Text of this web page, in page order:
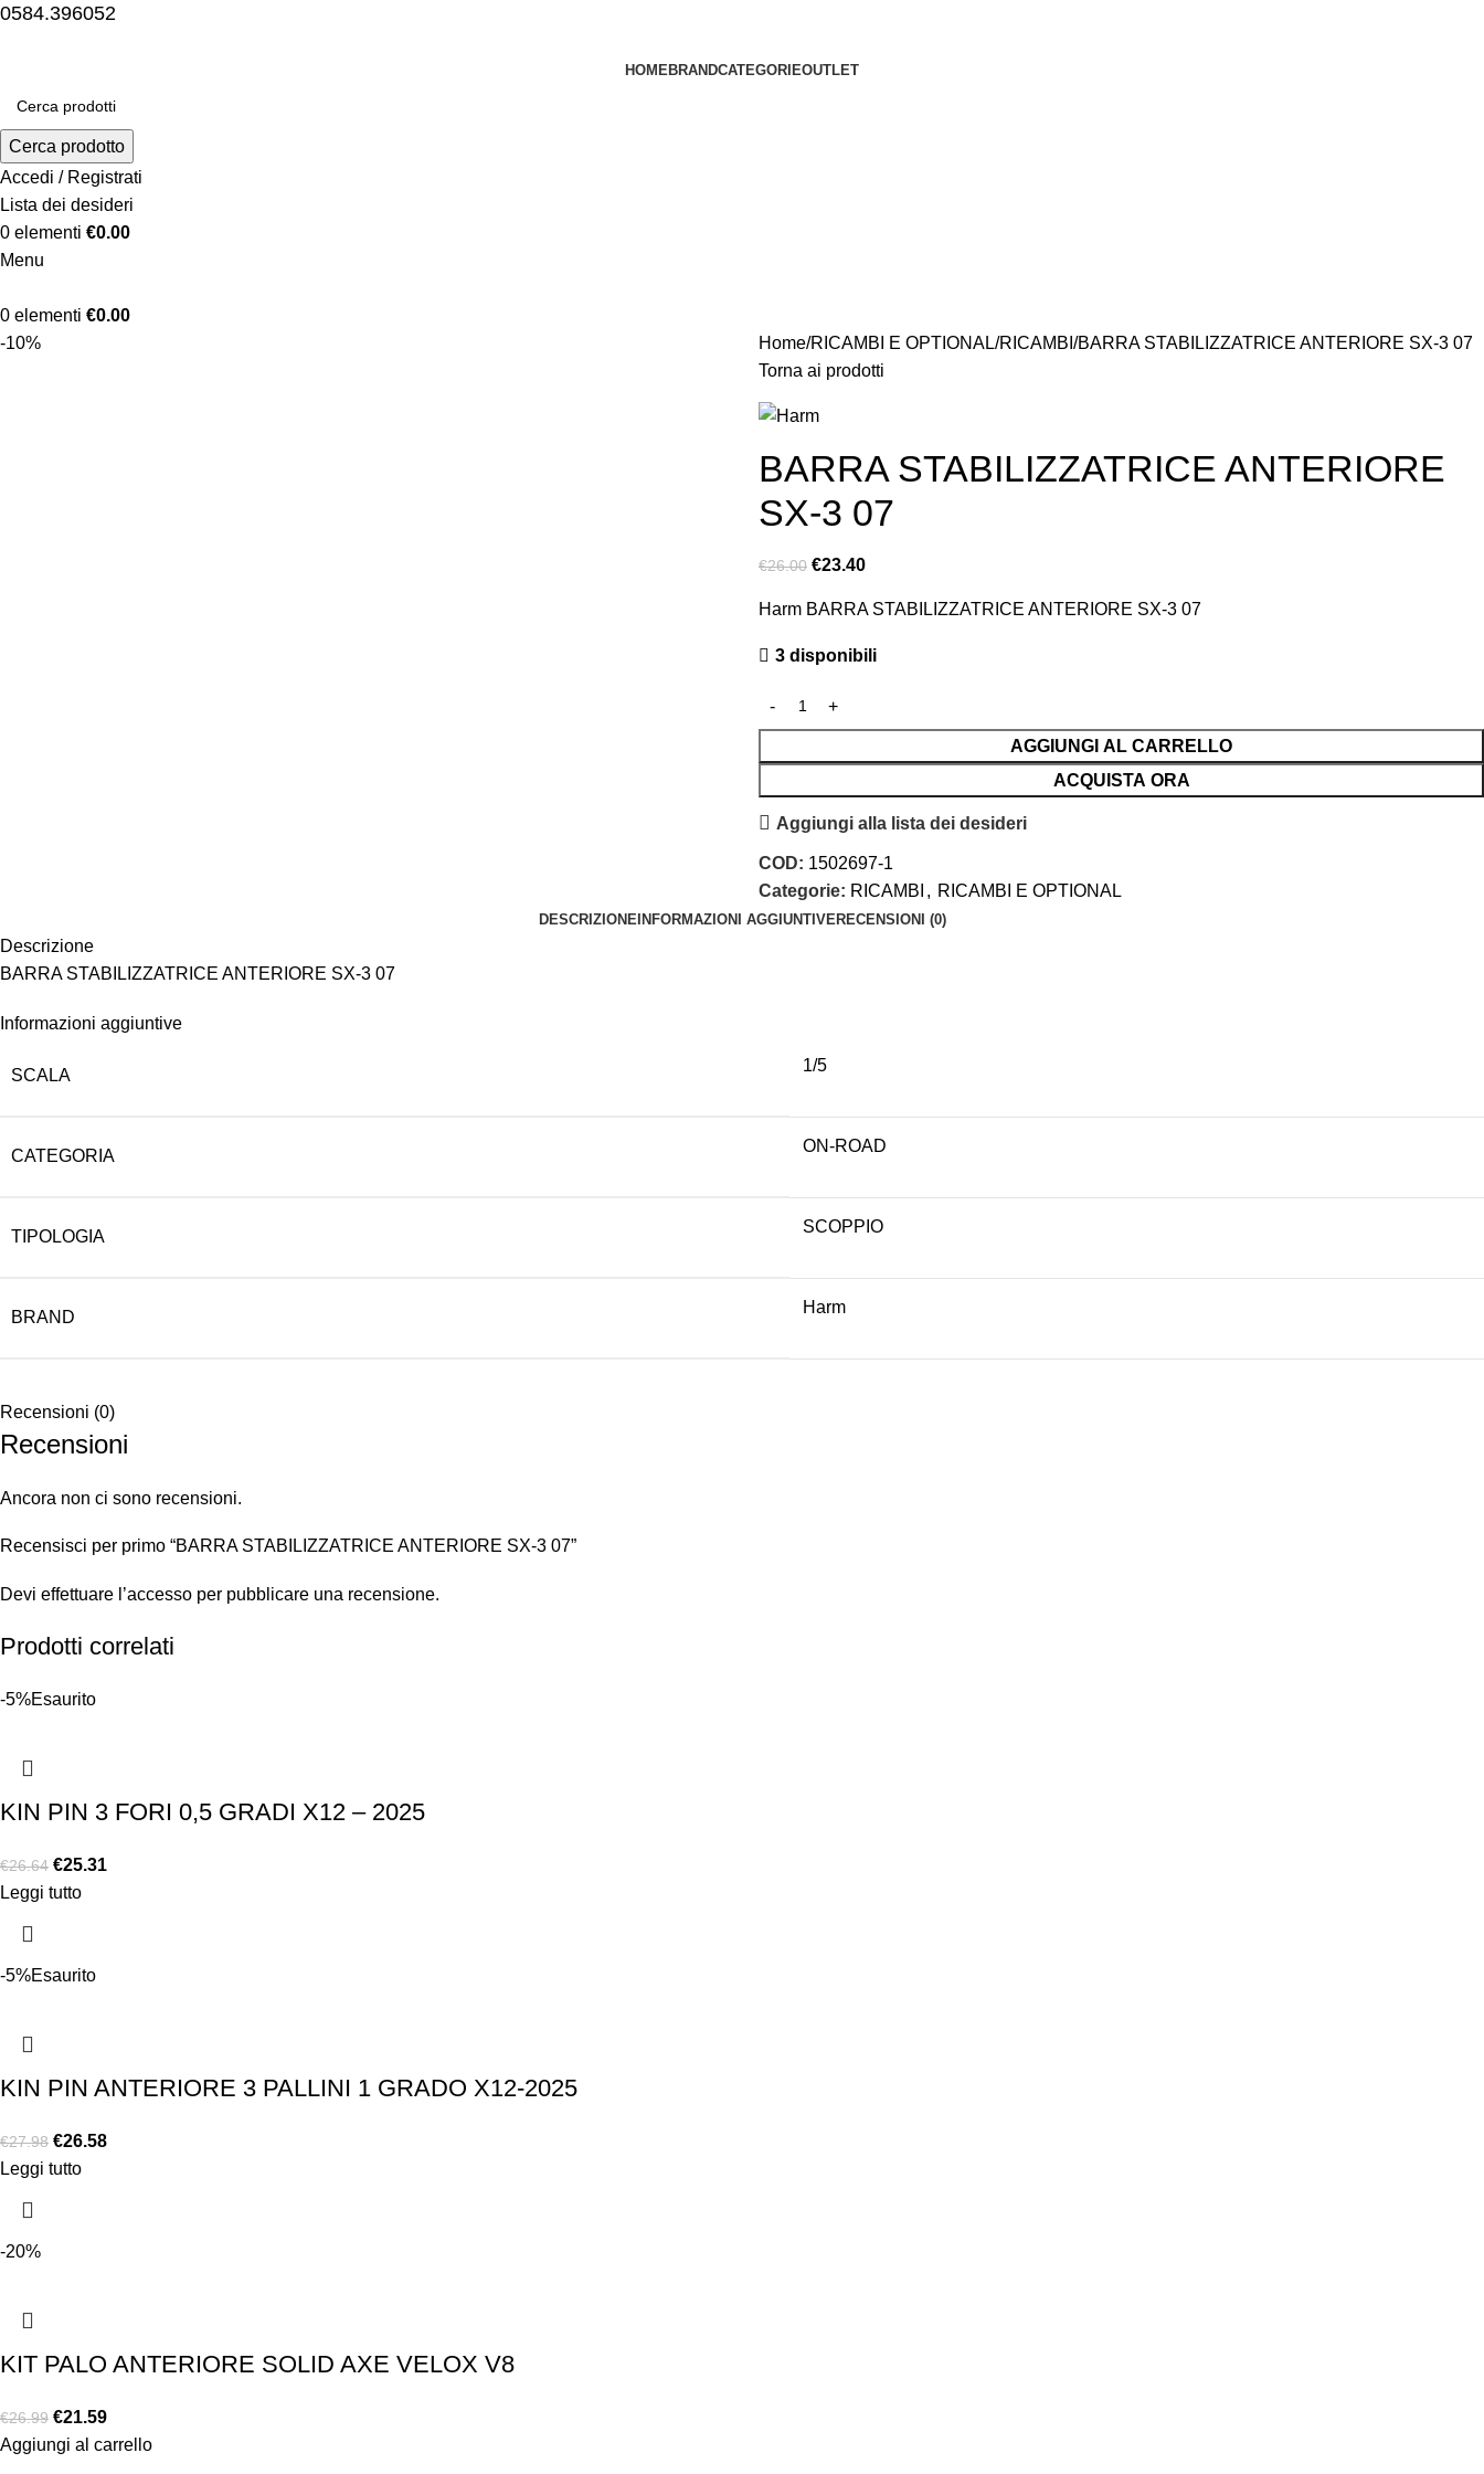
0584.396052
HOMEBRANDCATEGORIEOUTLET
Cerca prodotto
Accedi / Registrati
Lista dei desideri
0 elementi €0.00
Menu
0 elementi €0.00
-10%
Home RICAMBI E OPTIONAL RICAMBI BARRA STABILIZZATRICE ANTERIORE SX-3 07
Torna ai prodotti
BARRA STABILIZZATRICE ANTERIORE
SX-3 07
€26.00 €23.40
Harm BARRA STABILIZZATRICE ANTERIORE SX-3 07
3 disponibili
AGGIUNGI AL CARRELLO
ACQUISTA ORA
Aggiungi alla lista dei desideri
COD: 1502697-1
Categorie: RICAMBI , RICAMBI E OPTIONAL
DESCRIZIONEINFORMAZIONI AGGIUNTIVERECENSIONI (0)
Descrizione
BARRA STABILIZZATRICE ANTERIORE SX-3 07
Informazioni aggiuntive
SCALA
1/5
CATEGORIA
ON-ROAD
TIPOLOGIA
SCOPPIO
BRAND
Harm
Recensioni (0)
Recensioni
Ancora non ci sono recensioni.
Recensisci per primo “BARRA STABILIZZATRICE ANTERIORE SX-3 07”
Devi effettuare l’accesso per pubblicare una recensione.
Prodotti correlati
-5%Esaurito
KIN PIN 3 FORI 0,5 GRADI X12 – 2025
€26.64 €25.31
Leggi tutto
-5%Esaurito
KIN PIN ANTERIORE 3 PALLINI 1 GRADO X12-2025
€27.98 €26.58
Leggi tutto
-20%
KIT PALO ANTERIORE SOLID AXE VELOX V8
€26.99 €21.59
Aggiungi al carrello